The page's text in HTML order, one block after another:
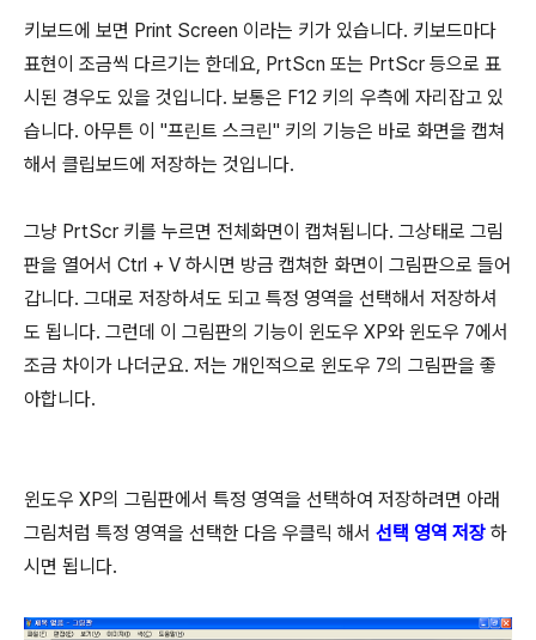
키보드에 보면 Print Screen 이라는 키가 있습니다. 키보드마다
표현이 조금씩 다르기는 한데요, PrtScn 또는 PrtScr 등으로 표
시된 경우도 있을 것입니다. 보통은 F12 키의 우측에 자리잡고 있
습니다. 아무튼 이 "프린트 스크린" 키의 기능은 바로 화면을 캡쳐
해서 클립보드에 저장하는 것입니다.
그냥 PrtScr 키를 누르면 전체화면이 캡쳐됩니다. 그상태로 그림
판을 열어서 Ctrl + V 하시면 방금 캡쳐한 화면이 그림판으로 들어
갑니다. 그대로 저장하셔도 되고 특정 영역을 선택해서 저장하셔
도 됩니다. 그런데 이 그림판의 기능이 윈도우 XP와 윈도우 7에서
조금 차이가 나더군요. 저는 개인적으로 윈도우 7의 그림판을 좋
아합니다.
윈도우 XP의 그림판에서 특정 영역을 선택하여 저장하려면 아래
그림처럼 특정 영역을 선택한 다음 우클릭 해서 선택 영역 저장 하
시면 됩니다.